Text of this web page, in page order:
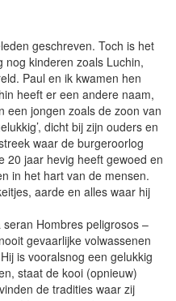
geschreven. Toch is het
nog kinderen zoals Luchin,
Paul en ik kwamen hen
heeft er een andere naam,
een jongen zoals de zoon van
dicht bij zijn ouders en
waar de burgeroorlog
20 jaar hevig heeft gewoed en
in het hart van de mensen.
aarde en alles waar hij
Hombres peligrosos –
gevaarlijke volwassenen
is vooralsnog een gelukkig
staat de kooi (opnieuw)
de tradities waar zij